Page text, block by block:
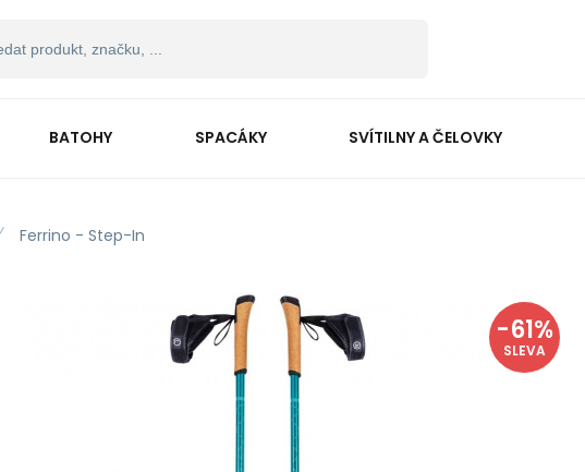
BATOHY SPACÁKY SVÍTILNY A ČELOVKY
Ferrino - Step-In
-61%
SLEVA